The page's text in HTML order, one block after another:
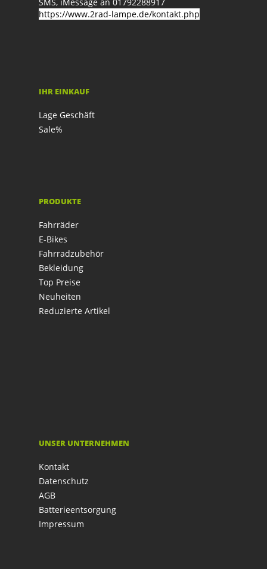
https://www.2rad-lampe.de/kontakt.php
IHR EINKAUF
Lage Geschäft
Sale%
PRODUKTE
Fahrräder
E-Bikes
Fahrradzubehör
Bekleidung
Top Preise
Neuheiten
Reduzierte Artikel
UNSER UNTERNEHMEN
Kontakt
Datenschutz
AGB
Batterieentsorgung
Impressum